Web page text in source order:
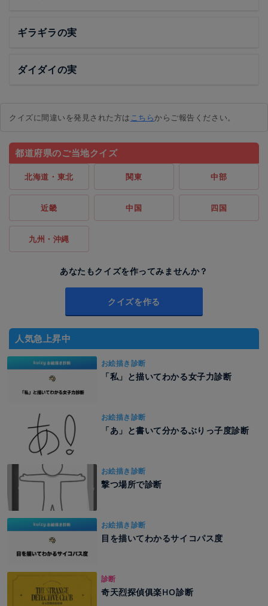
ギラギラの実
ダイダイの実
クイズに間違いを発見された方はこちらからご報告ください。
都道府県のご当地クイズ
北海道・東北 関東 中部
近畿 中国 四国
九州・沖縄
あなたもクイズを作ってみませんか？
クイズを作る
人気急上昇中
お絵描き診断
「私」と描いてわかる女子力診断
お絵描き診断
「あ」と書いて分かるぶりっ子度診断
お絵描き診断
撃つ場所で診断
お絵描き診断
目を描いてわかるサイコパス度
診断
奇天烈探偵俱楽HO診断